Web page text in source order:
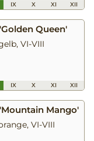
IX X XI XII
Queen'
VI-VIII
IX X XI XII
Mango'
VI-VIII